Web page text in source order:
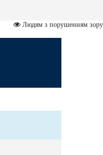
Людям з порушенням зору